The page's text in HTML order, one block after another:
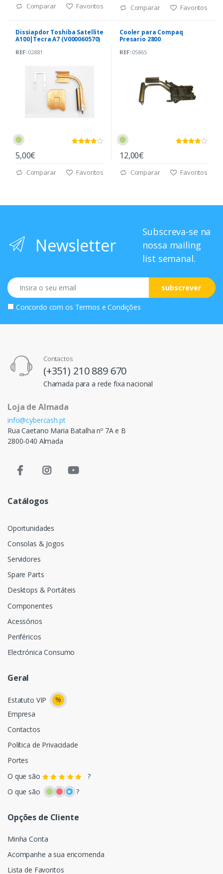
Comparar Favoritos Comparar Favoritos
Dissiapdor Toshiba Satellite
A100|Tecra A7 (V000060570)
REF:02881
5,00€
Comparar Favoritos
Cooler para Compaq
Presario 2800
REF:05865
12,00€
Comparar Favoritos
Newsletter
Subscreva-se na
nossa mailing
list semanal.
Email
subscrever
Concordo com os Termos e Condições
Contactos
(+351) 210 889 670
Chamada para a rede fixa nacional
Loja de Almada
info@cybercash.pt
Rua Caetano Maria Batalha nº 7A e B
2800-040 Almada
Catálogos
Oportunidades
Consolas & Jogos
Servidores
Spare Parts
Desktops & Portáteis
Componentes
Acessórios
Periféricos
Electrónica Consumo
Geral
Estatuto VIP
%
Empresa
Contactos
Política de Privacidade
Portes
O que são
?
O que são
?
Opções de Cliente
Minha Conta
Acompanhe a sua encomenda
Lista de Favoritos